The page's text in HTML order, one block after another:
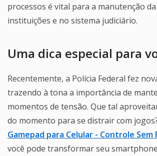
processos é vital para a manutenção
instituições e no sistema judiciário.
Uma dica especial para
Recentemente, a Polícia Federal fez
trazendo à tona a importância de
momentos de tensão. Que tal
do momento para se distrair com
Gamepad para Celular - Controle
você pode transformar seu